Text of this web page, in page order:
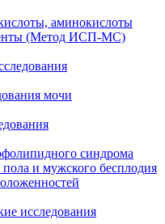
аминокислоты
(Метод ИСП-МС)
мочи
синдрома
и мужского бесплодия
исследования